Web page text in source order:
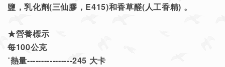
鹽，乳化劑(三仙膠，E415)和香草醛(人工香精) 。
★營養標示
每100公克
˙熱量----------------245 大卡